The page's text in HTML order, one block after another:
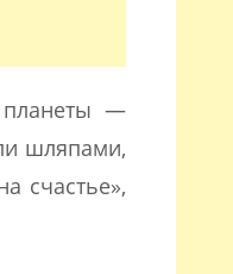
планеты —
шляпами,
счастье»,